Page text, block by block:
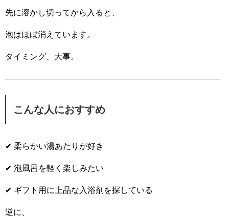
先に溶かし切ってから入ると、
泡はほぼ消えています。
タイミング、大事。
こんな人におすすめ
✔ 柔らかい湯あたりが好き
✔ 泡風呂を軽く楽しみたい
✔ ギフト用に上品な入浴剤を探している
逆に、